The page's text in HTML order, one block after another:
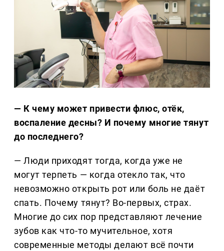
— К чему может привести флюс, отёк,
воспаление десны? И почему многие тянут
до последнего?
— Люди приходят тогда, когда уже не
могут терпеть — когда отекло так, что
невозможно открыть рот или боль не даёт
спать. Почему тянут? Во-первых, страх.
Многие до сих пор представляют лечение
зубов как что-то мучительное, хотя
современные методы делают всё почти